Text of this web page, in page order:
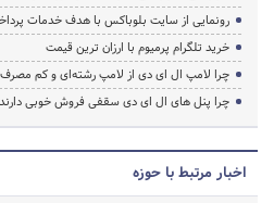
رونمایی از سایت بلوباکس با هدف خدمات
خرید تلگرام پرمیوم با ارزان ترین قیمت
چرا لامپ ال ای دی از لامپ رشته‌ای و کم
چرا پنل های ال ای دی سقفی فروش خوبی
اخبار مرتبط با حوزه